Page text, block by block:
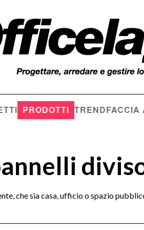
PRODOTTI TRENDFACCIA
che sia casa, ufficio o spazio